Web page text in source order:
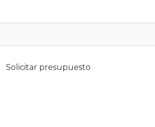
Solicitar presupuesto